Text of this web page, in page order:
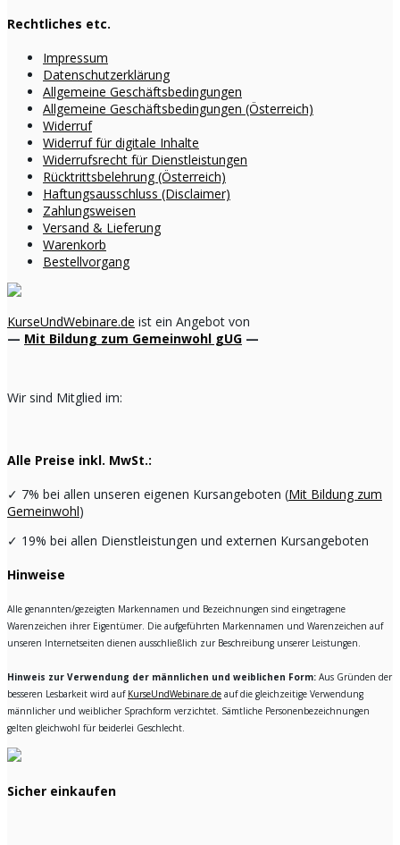
Rechtliches etc.
Impressum
Datenschutzerklärung
Allgemeine Geschäftsbedingungen
Allgemeine Geschäftsbedingungen (Österreich)
Widerruf
Widerruf für digitale Inhalte
Widerrufsrecht für Dienstleistungen
Rücktrittsbelehrung (Österreich)
Haftungsausschluss (Disclaimer)
Zahlungsweisen
Versand & Lieferung
Warenkorb
Bestellvorgang
KurseUndWebinare.de ist ein Angebot von
— Mit Bildung zum Gemeinwohl gUG —
Wir sind Mitglied im:
Alle Preise inkl. MwSt.:
✓ 7% bei allen unseren eigenen Kursangeboten (Mit Bildung zum
Gemeinwohl)
✓ 19% bei allen Dienstleistungen und externen Kursangeboten
Hinweise
Alle genannten/gezeigten Markennamen und Bezeichnungen sind eingetragene
Warenzeichen ihrer Eigentümer. Die aufgeführten Markennamen und Warenzeichen auf
unseren Internetseiten dienen ausschließlich zur Beschreibung unserer Leistungen.
Hinweis zur Verwendung der männlichen und weiblichen Form: Aus Gründen der
besseren Lesbarkeit wird auf KurseUndWebinare.de auf die gleichzeitige Verwendung
männlicher und weiblicher Sprachform verzichtet. Sämtliche Personenbezeichnungen
gelten gleichwohl für beiderlei Geschlecht.
Sicher einkaufen